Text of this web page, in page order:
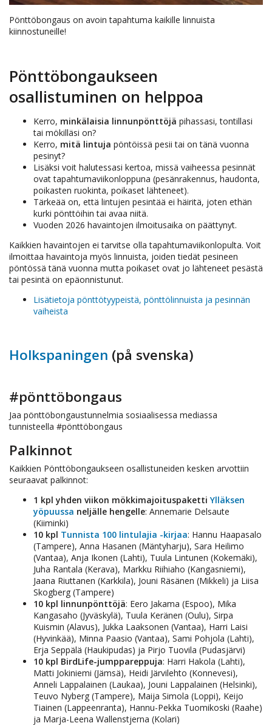
Pönttöbongaus on avoin tapahtuma kaikille linnuista
kiinnostuneille!
Pönttöbongaukseen
osallistuminen on helppoa
Kerro, minkälaisia linnunpönttöjä pihassasi, tontillasi
tai mökilläsi on?
Kerro, mitä lintuja pöntöissä pesii tai on tänä vuonna
pesinyt?
Lisäksi voit halutessasi kertoa, missä vaiheessa pesinnät
ovat tapahtumaviikonloppuna (pesänrakennus, haudonta,
poikasten ruokinta, poikaset lähteneet).
Tärkeää on, että lintujen pesintää ei häiritä, joten ethän
kurki pönttöihin tai avaa niitä.
Vuoden 2026 havaintojen ilmoitusaika on päättynyt.
Kaikkien havaintojen ei tarvitse olla tapahtumaviikonlopulta. Voit
ilmoittaa havaintoja myös linnuista, joiden tiedät pesineen
pöntössä tänä vuonna mutta poikaset ovat jo lähteneet pesästä
tai pesintä on epäonnistunut.
Lisätietoja pönttötyypeistä, pönttölinnuista ja pesinnän
vaiheista
Holkspaningen (på svenska)
#pönttöbongaus
Jaa pönttöbongaustunnelmia sosiaalisessa mediassa
tunnisteella #pönttöbongaus
Palkinnot
Kaikkien Pönttöbongaukseen osallistuneiden kesken arvottiin
seuraavat palkinnot:
1 kpl yhden viikon mökkimajoituspakettiYlläksen
yöpuussa neljälle hengelle: Annemarie Delsaute
(Kiiminki)
10 kpl Tunnista 100 lintulajia -kirjaa: Hannu Haapasalo
(Tampere), Anna Hasanen (Mäntyharju), Sara Heilimo
(Vantaa), Anja Ikonen (Lahti), Tuula Lintunen (Kokemäki),
Juha Rantala (Kerava), Markku Riihiaho (Kangasniemi),
Jaana Riuttanen (Karkkila), Jouni Räsänen (Mikkeli) ja Liisa
Skogberg (Tampere)
10 kpl linnunpönttöjä: Eero Jakama (Espoo), Mika
Kangasaho (Jyväskylä), Tuula Keränen (Oulu), Sirpa
Kuismin (Alavus), Jukka Laaksonen (Vantaa), Harri Laisi
(Hyvinkää), Minna Paasio (Vantaa), Sami Pohjola (Lahti),
Erja Seppälä (Haukipudas) ja Pirjo Tuovila (Pudasjärvi)
10 kpl BirdLife-jumppareppuja: Harri Hakola (Lahti),
Matti Jokiniemi (Jämsä), Heidi Järvilehto (Konnevesi),
Anneli Lappalainen (Laukaa), Jouni Lappalainen (Helsinki),
Teuvo Nyberg (Tampere), Maija Simola (Loppi), Keijo
Tiainen (Lappeenranta), Hannu-Pekka Tuomikoski (Raahe)
ja Marja-Leena Wallenstjerna (Kolari)